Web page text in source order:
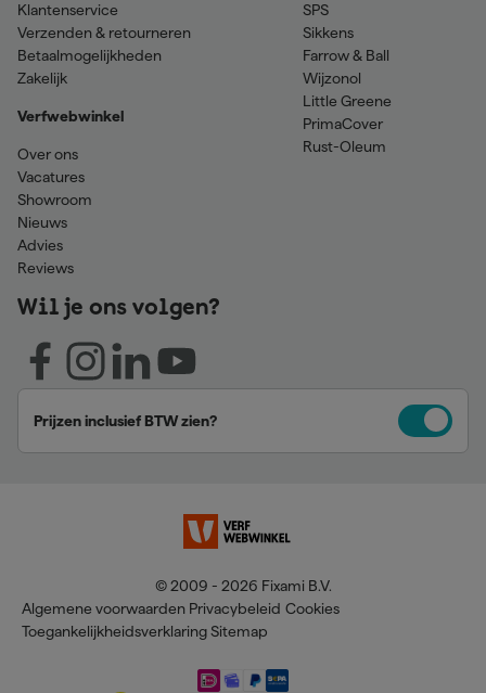
Klantenservice
Verzenden & retourneren
Betaalmogelijkheden
Zakelijk
Verfwebwinkel
Over ons
Vacatures
Showroom
Nieuws
Advies
Reviews
SPS
Sikkens
Farrow & Ball
Wijzonol
Little Greene
PrimaCover
Rust-Oleum
Wil je ons volgen?
Prijzen inclusief BTW zien?
© 2009 - 2026 Fixami B.V.
Algemene voorwaarden Privacybeleid Cookies
Toegankelijkheidsverklaring Sitemap